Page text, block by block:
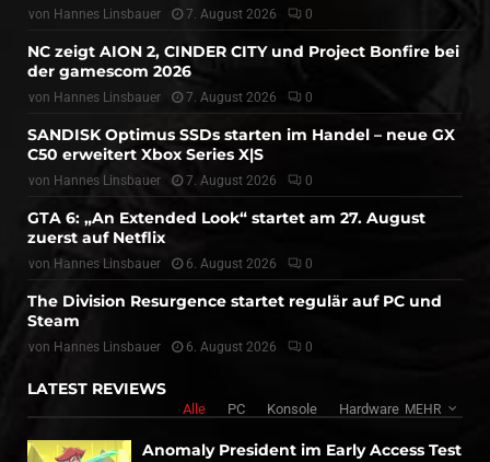
von Hannes Linsbauer 7. August 2026 0
NC zeigt AION 2, CINDER CITY und Project Bonfire bei
der gamescom 2026
von Hannes Linsbauer 7. August 2026 0
SANDISK Optimus SSDs starten im Handel – neue GX
C50 erweitert Xbox Series X|S
von Hannes Linsbauer 7. August 2026 0
GTA 6: „An Extended Look“ startet am 27. August
zuerst auf Netflix
von Hannes Linsbauer 6. August 2026 0
The Division Resurgence startet regulär auf PC und
Steam
von Hannes Linsbauer 6. August 2026 0
LATEST REVIEWS
Alle PC Konsole Hardware MEHR
Anomaly President im Early Access Test